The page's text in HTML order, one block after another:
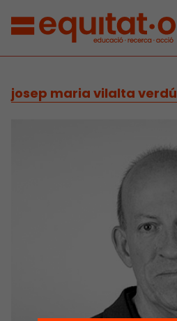
josep maria vilalta verdú